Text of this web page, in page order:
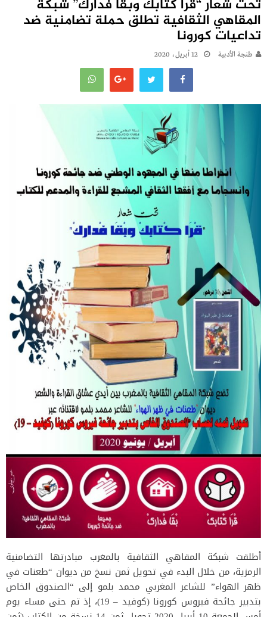
تحت شعار “قْرَا كْتابكْ وبْقَا فْداركْ” شبكة
المقاهي الثقافية تطلق حملة تضامنية ضد
تداعيات كورونا
طنجة الأدبية 12 أبريل، 2020
أطلقت شبكة المقاهي الثقافية بالمغرب مبادرتها التضامنية
الرمزية، من خلال البدء في تحويل ثمن نسخ من ديوان “طعنات في
ظهر الهواء” للشاعر المغربي محمد بلمو إلى “الصندوق الخاص
بتدبير جائحة فيروس كورونا (كوفيد – 19)، إذ تم حتى مساء يوم